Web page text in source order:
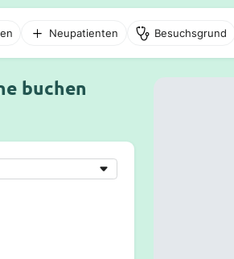
Neupatienten Besuchsgrund
buchen